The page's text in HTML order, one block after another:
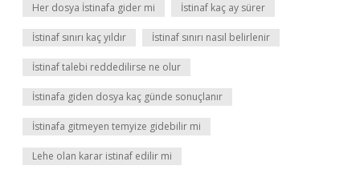
Her dosya İstinafa gider mi İstinaf kaç ay sürer
İstinaf sınırı kaç yıldır İstinaf sınırı nasıl belirlenir
İstinaf talebi reddedilirse ne olur
İstinafa giden dosya kaç günde sonuçlanır
İstinafa gitmeyen temyize gidebilir mi
Lehe olan karar istinaf edilir mi